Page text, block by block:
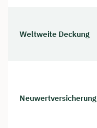
Weltweite Deckung
Neuwertversicherung